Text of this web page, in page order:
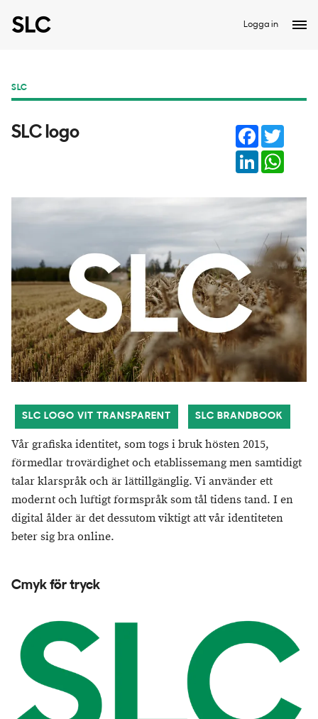
Logga in
SLC
SLC logo Facebook
LinkedIn
SLC LOGO VIT TRANSPARENT SLC BRANDBOOK
Vår grafiska identitet, som togs i bruk hösten 2015,
förmedlar trovärdighet och etablissemang men samtidigt
talar klarspråk och är lättillgänglig. Vi använder ett
modernt och luftigt formspråk som tål tidens tand. I en
digital ålder är det dessutom viktigt att vår identiteten
beter sig bra online.
Cmyk för tryck